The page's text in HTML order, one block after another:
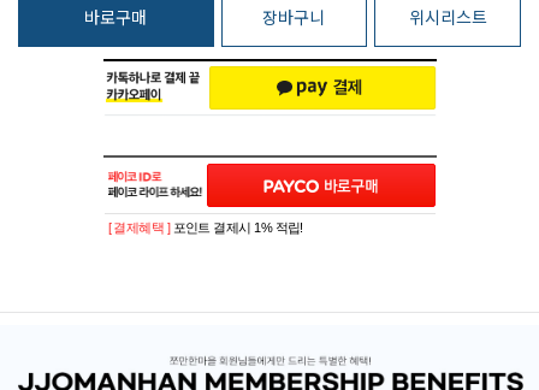
바로구매 장바구니 위시리스트
[ 결제혜택 ] 포인트 결제시 1% 적립!